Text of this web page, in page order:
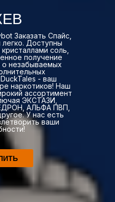
Заказать Спайс,
Доступны
соль,
получение
незабываемых
- ваш
наркотиков! Наш
ассортимент
ЭКСТАЗИ,
АЛЬФА ПВП,
У нас есть
ваши